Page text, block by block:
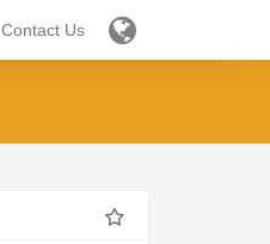
Contact Us